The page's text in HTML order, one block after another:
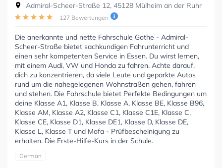
Admiral-Scheer-Straße 12, 45128 Mülheim an der Ruhr
127 Bewertungen
Die anerkannte und nette Fahrschule Gothe - Admiral-
Scheer-Straße bietet sachkundigen Fahrunterricht und
einen sehr kompetenten Service in Essen. Du wirst lernen,
mit einem Audi, VW und Honda zu fahren. Achte darauf,
dich zu konzentrieren, da viele Leute und geparkte Autos
rund um die nahegelegenen Wohnstraßen gehen, fahren
und stehen. Die Fahrschule bietet Perfekte Bedingungen um
deine Klasse A1, Klasse B, Klasse A, Klasse BE, Klasse B96,
Klasse AM, Klasse A2, Klasse C1, Klasse C1E, Klasse C,
Klasse CE, Klasse D1, Klasse DE1, Klasse D, Klasse DE,
Klasse L, Klasse T und Mofa - Prüfbescheinigung zu
erhalten. Die Erste-Hilfe-Kurs in der Schule.
German